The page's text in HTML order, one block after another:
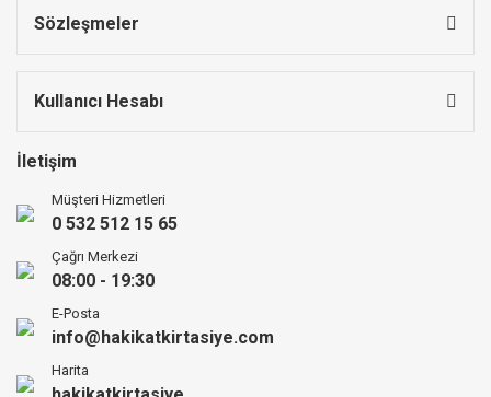
Sözleşmeler
Kullanıcı Hesabı
İletişim
Müşteri Hizmetleri
0 532 512 15 65
Çağrı Merkezi
08:00 - 19:30
E-Posta
info@hakikatkirtasiye.com
Harita